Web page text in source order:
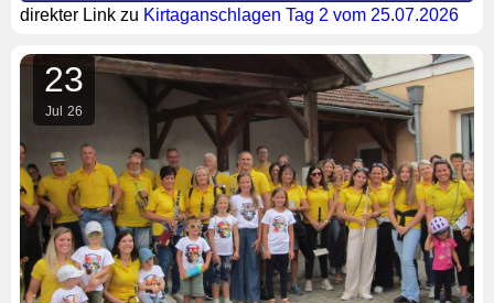
direkter Link zu Kirtaganschlagen Tag 2 vom 25.07.2026
23
Jul 26